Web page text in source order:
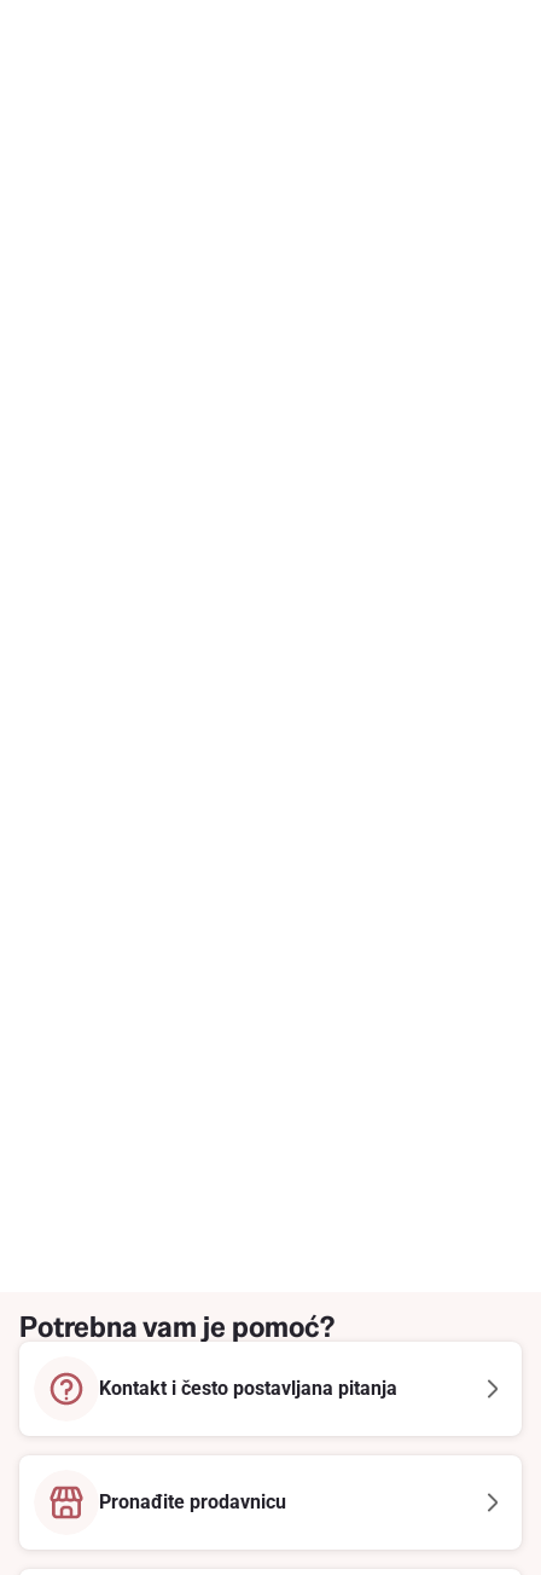
Potrebna vam je pomoć?
Kontakt i često postavljana pitanja
Pronađite prodavnicu